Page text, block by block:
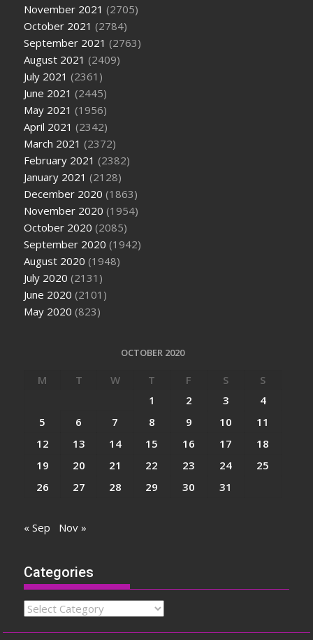
November 2021 (2705)
October 2021 (2784)
September 2021 (2763)
August 2021 (2409)
July 2021 (2361)
June 2021 (2445)
May 2021 (1956)
April 2021 (2342)
March 2021 (2372)
February 2021 (2382)
January 2021 (2128)
December 2020 (1863)
November 2020 (1954)
October 2020 (2085)
September 2020 (1942)
August 2020 (1948)
July 2020 (2131)
June 2020 (2101)
May 2020 (823)
OCTOBER 2020
M T W T F S
S
1
2 3
4
5
6 7 8 9 10
11
12
13 14 15 16 17
18
19
20 21 22 23 24
25
26
27 28 29 30 31
« Sep Nov »
Categories
Categories